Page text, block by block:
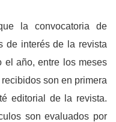
la convocatoria de
de interés de la revista
el año, entre los meses
son en primera
editorial de la revista.
son evaluados por